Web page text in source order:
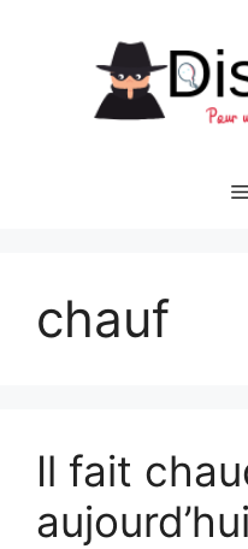
chauf
Il fait